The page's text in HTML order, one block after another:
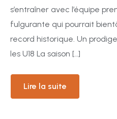
s’entraîner avec l’équipe
fulgurante qui pourrait
record historique. Un
les U18 La saison […]
Lire la suite